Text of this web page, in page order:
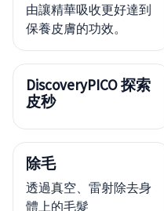
由讓精華吸收更好達到
保養皮膚的功效。
DiscoveryPICO 探索
皮秒
除毛
透過真空、雷射除去身
體上的毛髮